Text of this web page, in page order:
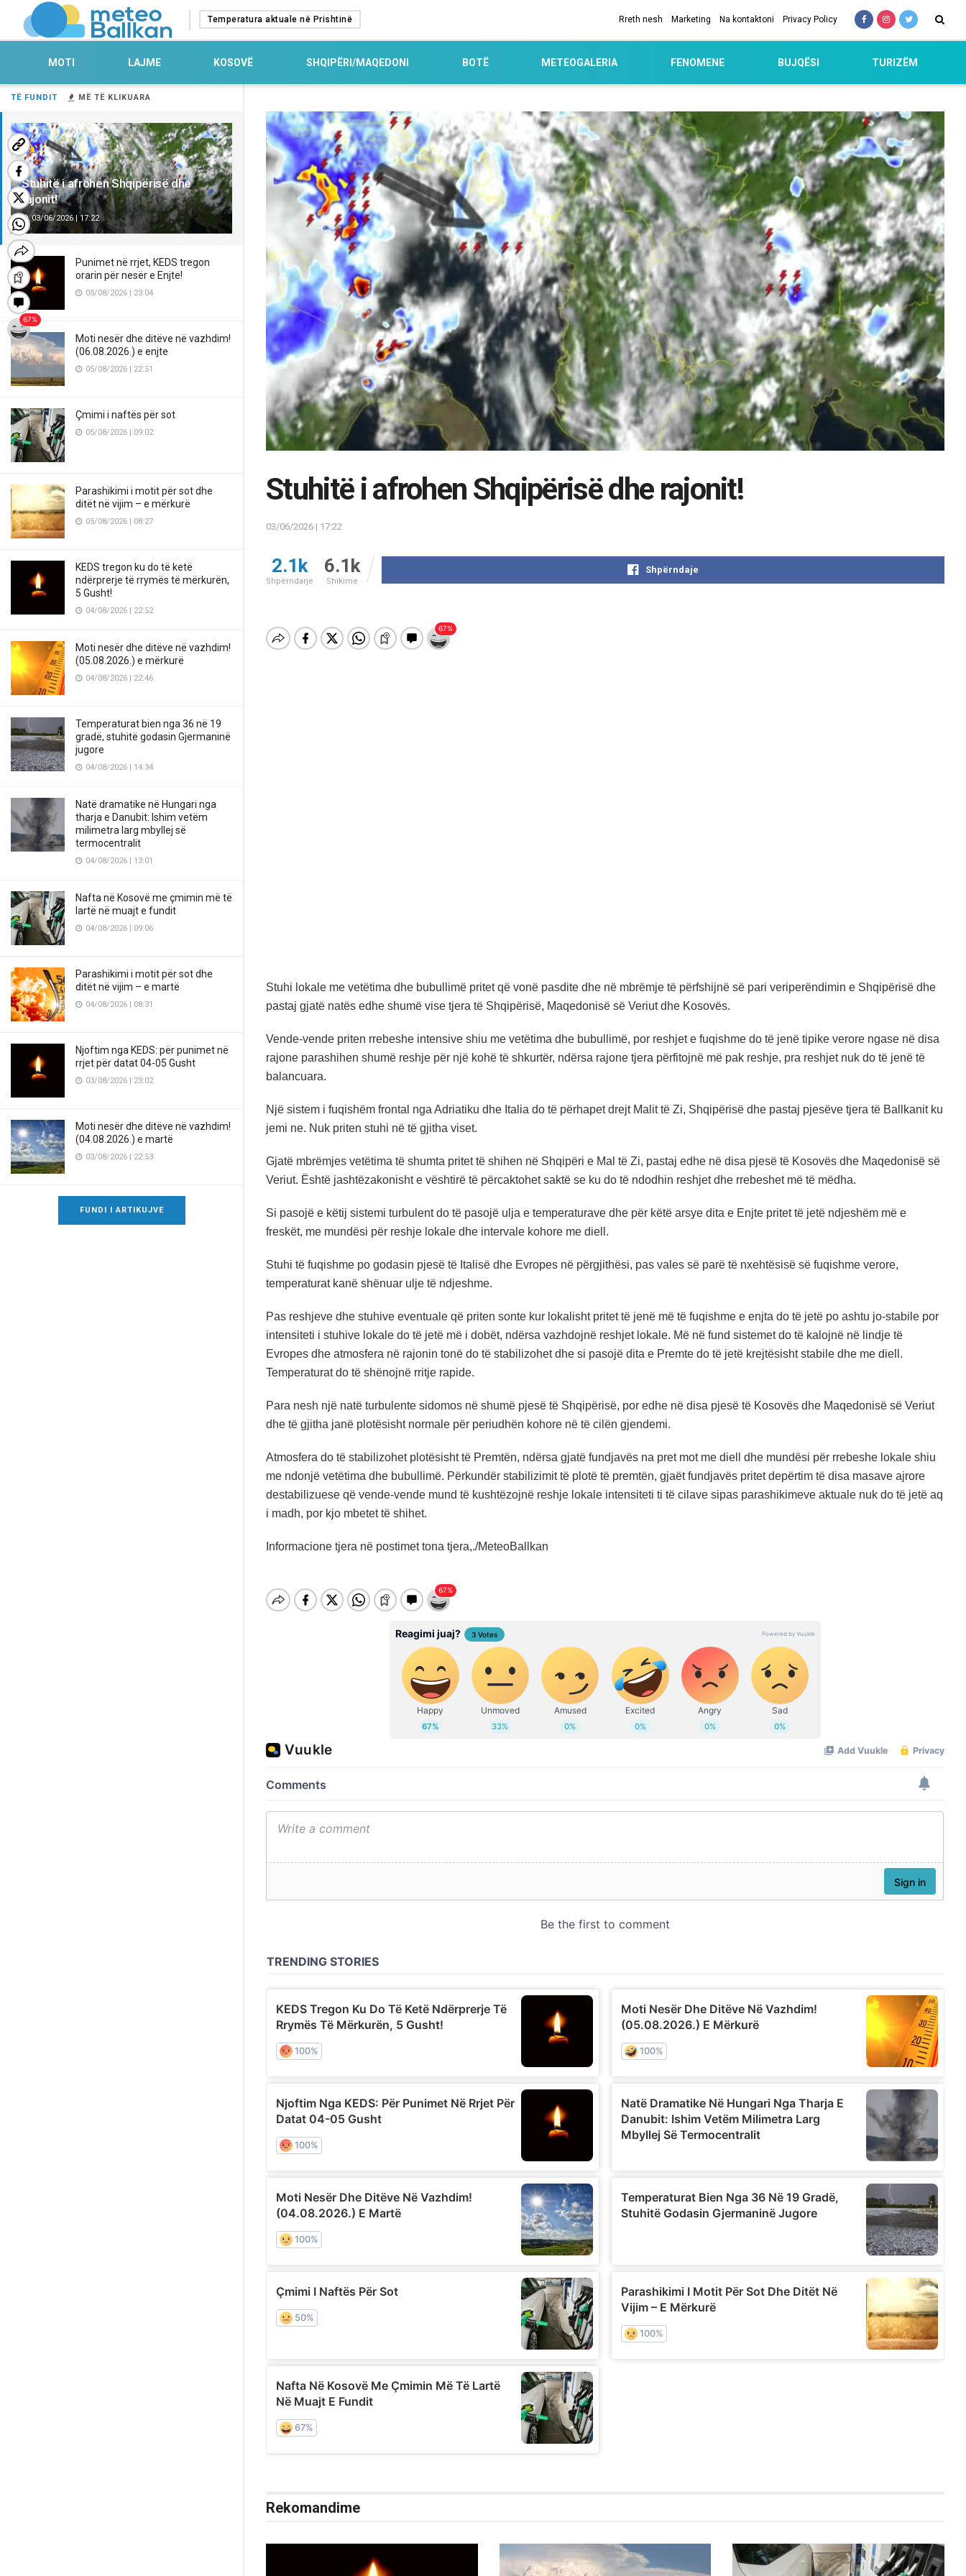
TË FUNDIT MË TË KLIKUARA
Stuhitë i afrohen Shqipërisë dhe
rajonit!
03/06/2026 | 17:22
Punimet në rrjet, KEDS tregon
orarin për nesër e Enjte!
05/08/2026 | 23:04
Moti nesër dhe ditëve në vazhdim!
(06.08.2026.) e enjte
05/08/2026 | 22:51
Çmimi i naftës për sot
05/08/2026 | 09:02
Parashikimi i motit për sot dhe
ditët në vijim – e mërkurë
05/08/2026 | 08:27
KEDS tregon ku do të ketë
ndërprerje të rrymës të mërkurën,
5 Gusht!
04/08/2026 | 22:52
Moti nesër dhe ditëve në vazhdim!
(05.08.2026.) e mërkurë
04/08/2026 | 22:46
Temperaturat bien nga 36 në 19
gradë, stuhitë godasin Gjermaninë
jugore
04/08/2026 | 14:34
Natë dramatike në Hungari nga
tharja e Danubit: Ishim vetëm
milimetra larg mbyllej së
termocentralit
04/08/2026 | 13:01
Nafta në Kosovë me çmimin më të
lartë në muajt e fundit
04/08/2026 | 09:06
Parashikimi i motit për sot dhe
ditët në vijim – e martë
04/08/2026 | 08:31
Njoftim nga KEDS: për punimet në
rrjet për datat 04-05 Gusht
03/08/2026 | 23:02
Moti nesër dhe ditëve në vazhdim!
(04.08.2026.) e martë
03/08/2026 | 22:53
FUNDI I ARTIKUJVE
Temperatura aktuale në Prishtinë Rreth nesh Marketing Na kontaktoni Privacy Policy
MOTI LAJME KOSOVË SHQIPËRI/MAQEDONI BOTË METEOGALERIA FENOMENE BUJQËSI TURIZËM
Stuhitë i afrohen Shqipërisë dhe rajonit!
03/06/2026 | 17:22
2.1k
Shpërndarje
6.1k
Shikime
Shpërndaje
Stuhi lokale me vetëtima dhe bubullimë pritet që vonë pasdite dhe në mbrëmje të përfshijnë së pari veriperëndimin e Shqipërisë dhe
pastaj gjatë natës edhe shumë vise tjera të Shqipërisë, Maqedonisë së Veriut dhe Kosovës.
Vende-vende priten rrebeshe intensive shiu me vetëtima dhe bubullimë, por reshjet e fuqishme do të jenë tipike verore ngase në disa
rajone parashihen shumë reshje për një kohë të shkurtër, ndërsa rajone tjera përfitojnë më pak reshje, pra reshjet nuk do të jenë të
balancuara.
Një sistem i fuqishëm frontal nga Adriatiku dhe Italia do të përhapet drejt Malit të Zi, Shqipërisë dhe pastaj pjesëve tjera të Ballkanit ku
jemi ne. Nuk priten stuhi në të gjitha viset.
Gjatë mbrëmjes vetëtima të shumta pritet të shihen në Shqipëri e Mal të Zi, pastaj edhe në disa pjesë të Kosovës dhe Maqedonisë së
Veriut. Është jashtëzakonisht e vështirë të përcaktohet saktë se ku do të ndodhin reshjet dhe rrebeshet më të mëdha.
Si pasojë e këtij sistemi turbulent do të pasojë ulja e temperaturave dhe për këtë arsye dita e Enjte pritet të jetë ndjeshëm më e
freskët, me mundësi për reshje lokale dhe intervale kohore me diell.
Stuhi të fuqishme po godasin pjesë të Italisë dhe Evropes në përgjithësi, pas vales së parë të nxehtësisë së fuqishme verore,
temperaturat kanë shënuar ulje të ndjeshme.
Pas reshjeve dhe stuhive eventuale që priten sonte kur lokalisht pritet të jenë më të fuqishme e enjta do të jetë po ashtu jo-stabile por
intensiteti i stuhive lokale do të jetë më i dobët, ndërsa vazhdojnë reshjet lokale. Më në fund sistemet do të kalojnë në lindje të
Evropes dhe atmosfera në rajonin tonë do të stabilizohet dhe si pasojë dita e Premte do të jetë krejtësisht stabile dhe me diell.
Temperaturat do të shënojnë rritje rapide.
Para nesh një natë turbulente sidomos në shumë pjesë të Shqipërisë, por edhe në disa pjesë të Kosovës dhe Maqedonisë së Veriut
dhe të gjitha janë plotësisht normale për periudhën kohore në të cilën gjendemi.
Atmosfera do të stabilizohet plotësisht të Premtën, ndërsa gjatë fundjavës na pret mot me diell dhe mundësi për rrebeshe lokale shiu
me ndonjë vetëtima dhe bubullimë. Përkundër stabilizimit të plotë të premtën, gjaët fundjavës pritet depërtim të disa masave ajrore
destabilizuese që vende-vende mund të kushtëzojnë reshje lokale intensiteti ti të cilave sipas parashikimeve aktuale nuk do të jetë aq
i madh, por kjo mbetet të shihet.
Informacione tjera në postimet tona tjera,./MeteoBallkan
Rekomandime